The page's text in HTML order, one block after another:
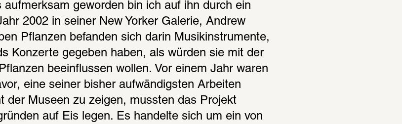
geworden bin ich auf ihn durch ein
2002 in seiner New Yorker Galerie, Andrew
Pflanzen befanden sich darin Musikinstrumente,
Konzerte gegeben haben, als würden sie mit der
beeinflussen wollen. Vor einem Jahr waren
eine seiner bisher aufwändigsten Arbeiten
der Museen zu zeigen, mussten das Projekt
auf Eis legen. Es handelte sich um ein von